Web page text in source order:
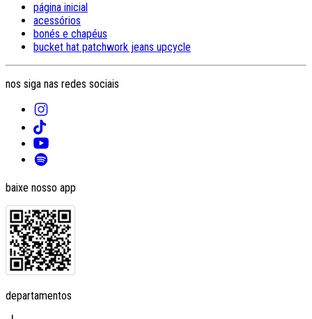
página inicial
acessórios
bonés e chapéus
bucket hat patchwork jeans upcycle
nos siga nas redes sociais
baixe nosso app
departamentos